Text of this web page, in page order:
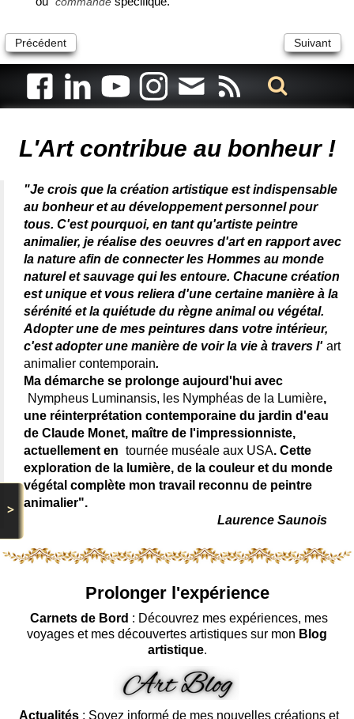
>
Précédent Suivant
L'Art contribue au bonheur !
"Je crois que la création artistique est indispensable
au bonheur et au développement personnel pour
tous. C'est pourquoi, en tant qu'artiste peintre
animalier, je réalise des oeuvres d'art en rapport avec
la nature afin de connecter les Hommes au monde
naturel et sauvage qui les entoure. Chacune création
est unique et vous reliera d'une certaine manière à la
sérénité et la quiétude du règne animal ou végétal.
Adopter une de mes peintures dans votre intérieur,
c'est adopter une manière de voir la vie à travers l' art
animalier contemporain.
Ma démarche se prolonge aujourd'hui avec
Nympheus Luminansis, les Nymphéas de la Lumière,
une réinterprétation contemporaine du jardin d'eau
de Claude Monet, maître de l'impressionniste,
actuellement en tournée muséale aux USA. Cette
exploration de la lumière, de la couleur et du monde
végétal complète mon travail reconnu de peintre
animalier".
Laurence Saunois
Prolonger l'expérience
Carnets de Bord : Découvrez mes expériences, mes
voyages et mes découvertes artistiques sur mon Blog
artistique.
Actualités : Soyez informé de mes nouvelles créations et